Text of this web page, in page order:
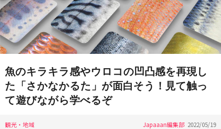
魚のキラキラ感やウロコの凹凸感を再現し
た「さかなかるた」が面白そう！見て触っ
て遊びながら学べるぞ
観光・地域 Japaaan編集部 2022/05/19